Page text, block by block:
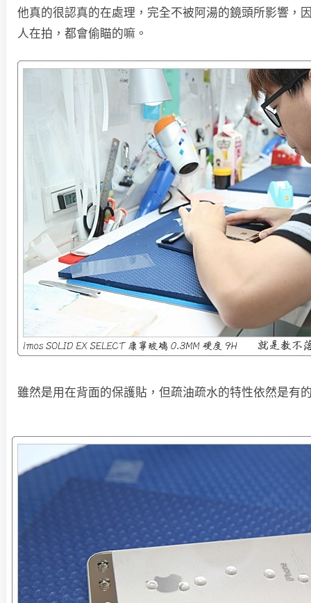
他真的很認真的在處理，完全不被阿湯的鏡頭所影響，
人在拍，都會偷瞄的嘛。
雖然是用在背面的保護貼，但疏油疏水的特性依然是有